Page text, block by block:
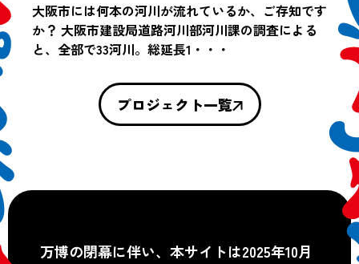
大阪市には何本の河川が流れているか、ご存知です
か？ 大阪市建設局道路河川部河川課の調査による
と、全部で33河川。総延長1・・・
プロジェクト一覧
万博の閉幕に伴い、本サイトは2025年10月